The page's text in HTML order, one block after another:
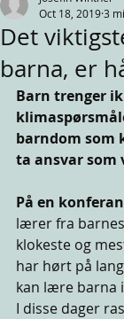
Det
barna, er
Oct 18, 20193
Barn trenger
barndom som
ta ansvar som
På en
lærer fra
klokeste og
har hørt på
kan lære barna
I disse dager